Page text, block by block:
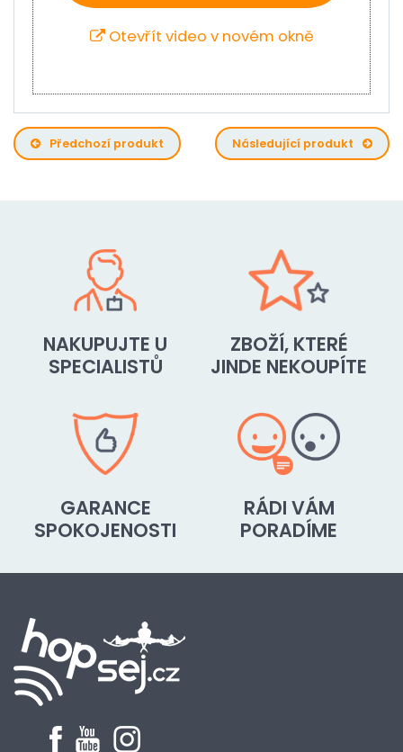
Otevřít video v novém okně
Předchozí produkt Následující produkt
NAKUPUJTE U
SPECIALISTŮ
ZBOŽÍ, KTERÉ
JINDE NEKOUPÍTE
GARANCE
SPOKOJENOSTI
RÁDI VÁM
PORADÍME